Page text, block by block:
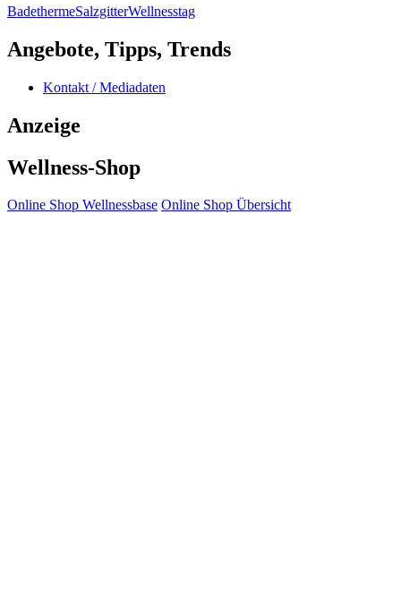
BadethermeSalzgitterWellnesstag
Angebote, Tipps, Trends
Kontakt / Mediadaten
Anzeige
Wellness-Shop
Online Shop Wellnessbase Online Shop Übersicht